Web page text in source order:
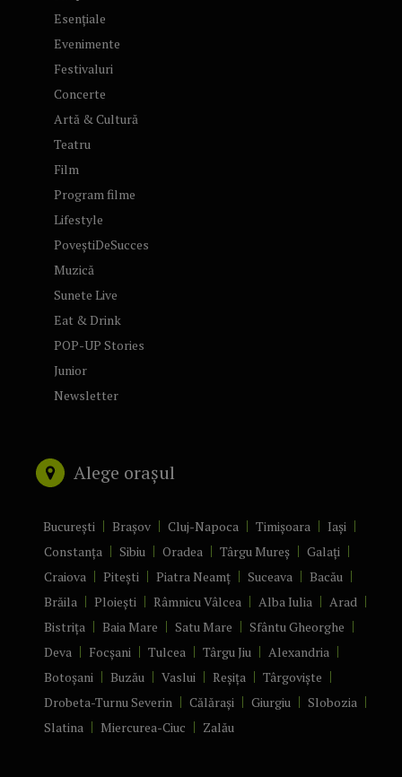
Esențiale
Evenimente
Festivaluri
Concerte
Artă & Cultură
Teatru
Film
Program filme
Lifestyle
PoveștiDeSucces
Muzică
Sunete Live
Eat & Drink
POP-UP Stories
Junior
Newsletter
Alege orașul
București Brașov Cluj-Napoca Timișoara
Iași
Constanța
Sibiu Oradea Târgu Mureș
Galați
Craiova
Pitești Piatra Neamț Suceava
Bacău
Brăila
Ploiești Râmnicu Vâlcea Alba Iulia
Arad
Bistrița
Baia Mare Satu Mare
Sfântu Gheorghe
Deva
Focșani Tulcea Târgu Jiu
Alexandria
Botoșani
Buzău Vaslui Reșița
Târgoviște
Drobeta-Turnu Severin
Călărași Giurgiu
Slobozia
Slatina
Miercurea-Ciuc Zalău